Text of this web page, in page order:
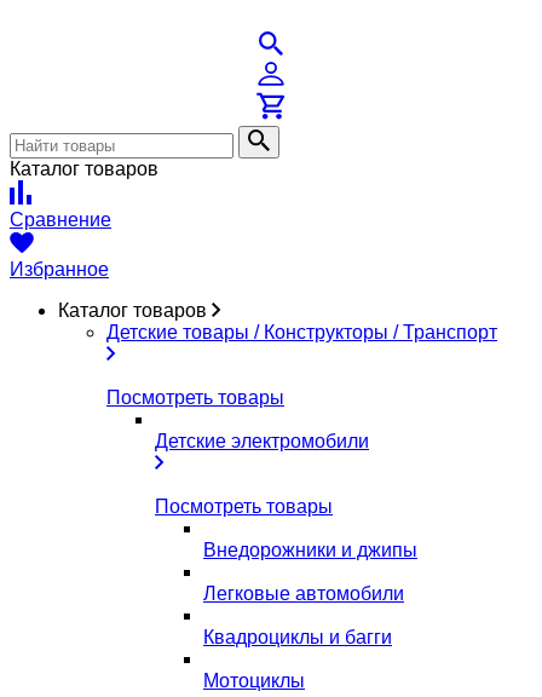
Каталог товаров
Сравнение
Избранное
Каталог товаров
Детские товары / Конструкторы / Транспорт
Посмотреть товары
Детские электромобили
Посмотреть товары
Внедорожники и джипы
Легковые автомобили
Квадроциклы и багги
Мотоциклы